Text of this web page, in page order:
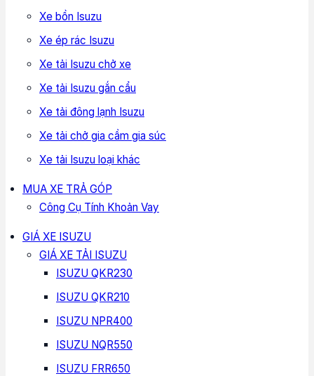
Xe bồn Isuzu
Xe ép rác Isuzu
Xe tải Isuzu chở xe
Xe tải Isuzu gắn cẩu
Xe tải đông lạnh Isuzu
Xe tải chở gia cầm gia súc
Xe tải Isuzu loại khác
MUA XE TRẢ GÓP
Công Cụ Tính Khoản Vay
GIÁ XE ISUZU
GIÁ XE TẢI ISUZU
ISUZU QKR230
ISUZU QKR210
ISUZU NPR400
ISUZU NQR550
ISUZU FRR650